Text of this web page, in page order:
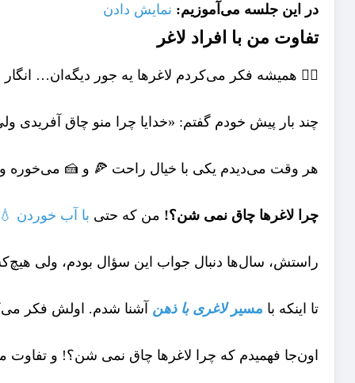
در این جلسه می‌آموزیم: نمایش دادن
تفاوت من با افراد لاغر
🧍‍♂️ همیشه فکر می‌کردم لاغرها یه جور دیگه‌ان…
چند بار پیش خودم گفتم: «خدایا چرا منو چاق
هر وقت می‌دیدم یکی با خیال راحت 🍕 و 🍰 می‌خوره و
چرا لاغرها چاق نمی شن؟! من که حتی با آب خوردن
راستش، سال‌ها دنبال جواب این سؤال بودم، ولی
تا اینکه با مسیرلاغری با ذهن آشنا شدم. اولش فکر
اون‌جا فهمیدم که چرا لاغرها چاق نمی شن؟! و تفاوت